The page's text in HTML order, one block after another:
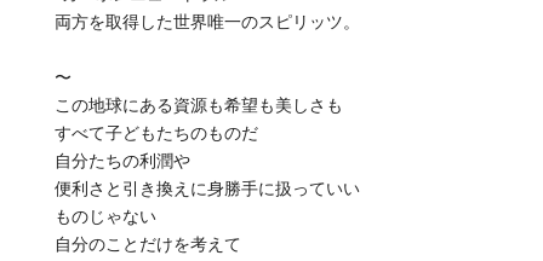
両方を取得した世界唯一のスピリッツ。
〜
この地球にある資源も希望も美しさも
すべて子どもたちのものだ
自分たちの利潤や
便利さと引き換えに身勝手に扱っていい
ものじゃない
自分のことだけを考えて